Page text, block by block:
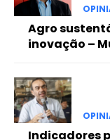
Agro
inovação –
Indicadores